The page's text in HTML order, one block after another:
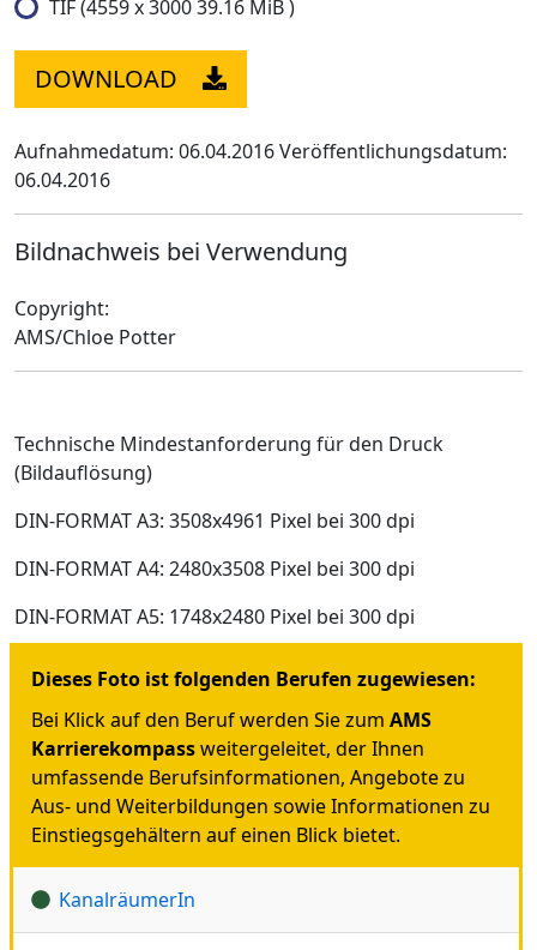
TIF (4559 x 3000 39.16 MiB )
DOWNLOAD
Aufnahmedatum: 06.04.2016Veröffentlichungsdatum:
06.04.2016
Bildnachweis bei Verwendung
Copyright:
AMS/Chloe Potter
Technische Mindestanforderung für den Druck
(Bildauflösung)
DIN-FORMAT A3: 3508x4961 Pixel bei 300 dpi
DIN-FORMAT A4: 2480x3508 Pixel bei 300 dpi
DIN-FORMAT A5: 1748x2480 Pixel bei 300 dpi
Dieses Foto ist folgenden Berufen zugewiesen:
Bei Klick auf den Beruf werden Sie zum AMS
Karrierekompassweitergeleitet, der Ihnen
umfassende Berufsinformationen, Angebote zu
Aus- und Weiterbildungen sowie Informationen zu
Einstiegsgehältern auf einen Blick bietet.
KanalräumerIn